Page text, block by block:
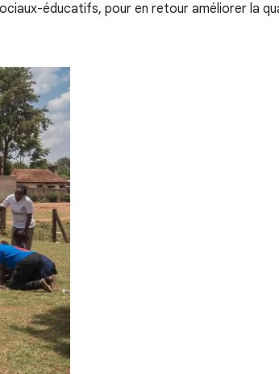
éducatifs, pour en retour améliorer la